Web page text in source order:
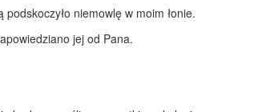
niemowlę w moim łonie.
jej od Pana.